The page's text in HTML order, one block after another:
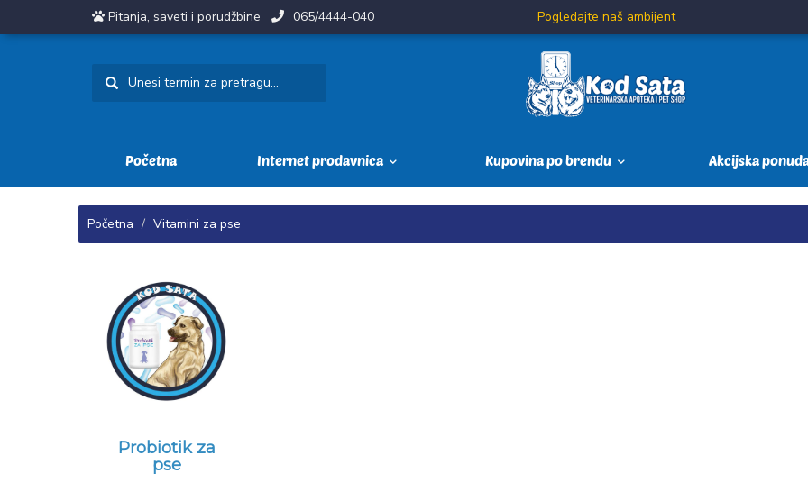
Pitanja, saveti i porudžbine 065/4444-040 Pogledajte naš ambijent
Početna Internet prodavnica Kupovina po brendu Akcijska
Početna Vitamini za pse
Probiotik za
pse